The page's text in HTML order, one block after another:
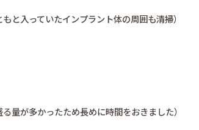
と入っていたインプラント体の周囲も清掃）
量が多かったため長めに時間をおきました）